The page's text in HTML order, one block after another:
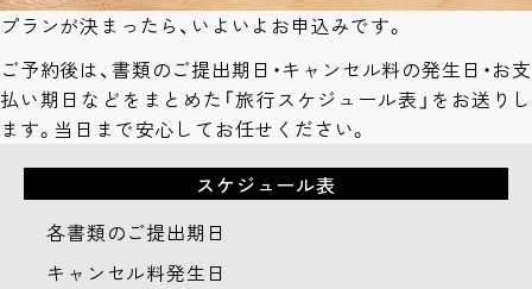
プランが決まったら、いよいよお申込みです。
ご予約後は、書類のご提出期日・キャンセル料の発生日・お支
払い期日などをまとめた「旅行スケジュール表」をお送りし
ます。当日まで安心してお任せください。
スケジュール表
各書類のご提出期日
キャンセル料発生日